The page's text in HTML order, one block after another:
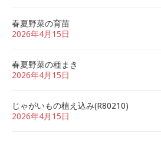
春夏野菜の育苗
2026年4月15日
春夏野菜の種まき
2026年4月15日
じゃがいもの植え込み(R80210)
2026年4月15日